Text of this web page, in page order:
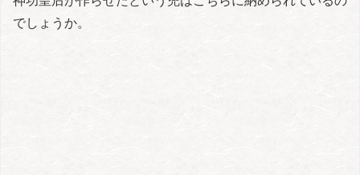
でしょうか。